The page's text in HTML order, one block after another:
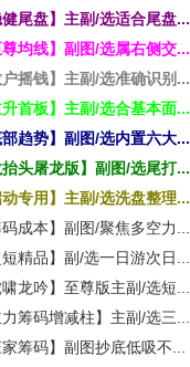
尾盘】主副/选适合尾盘...
均线】副图/选属右侧交...
摇钱】主副/选准确识别...
首板】主副/选合基本面...
趋势】副图/选内置六大...
头屠龙版】副图/选尾打...
专用】主副/选洗盘整理...
成本】副图/聚焦多空力...
精品】副/选一日游次日...
龙吟】至尊版主副/选短...
筹码增减柱】主副/选三...
筹码】副图抄底低吸不...